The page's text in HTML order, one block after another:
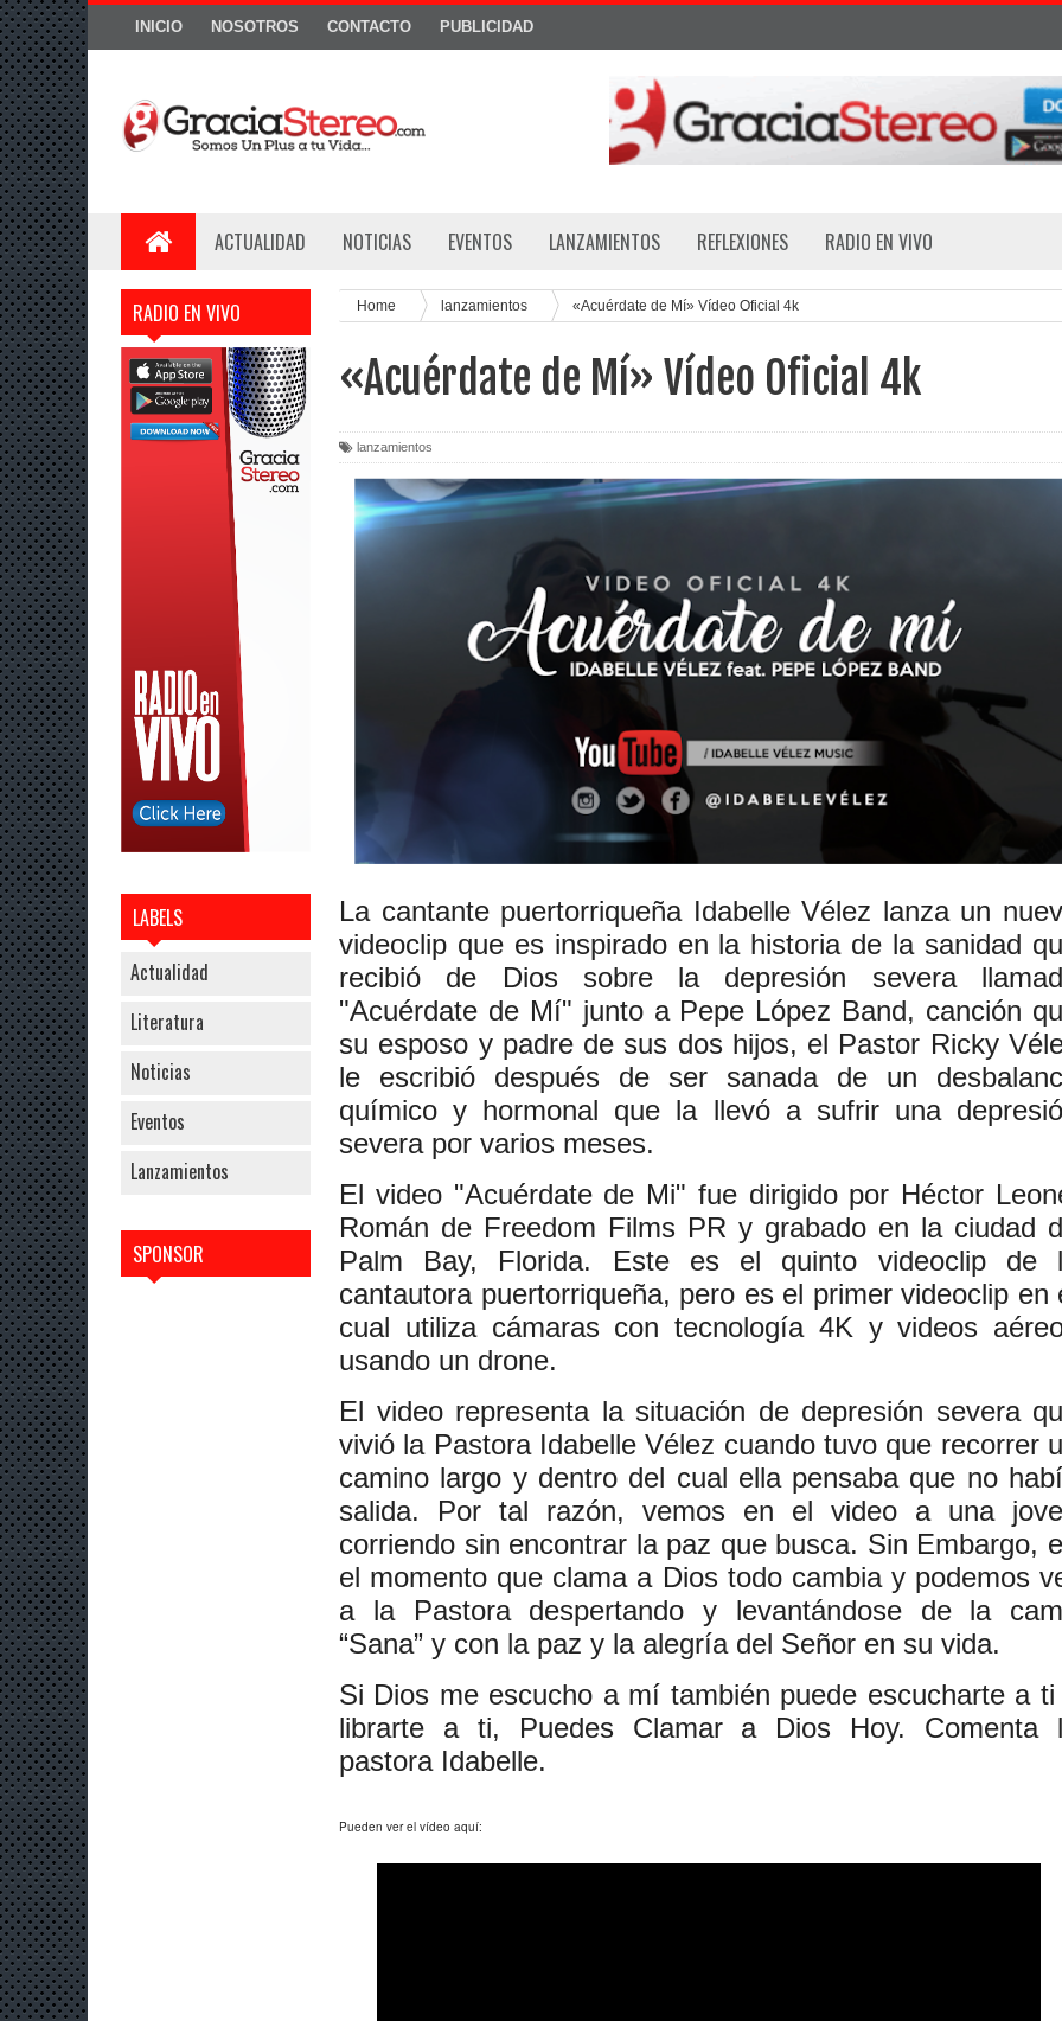
INICIO NOSOTROS CONTACTO PUBLICIDAD
ACTUALIDAD NOTICIAS EVENTOS LANZAMIENTOS REFLEXIONES RADIO EN VIVO
RADIO EN VIVO
LABELS
Actualidad
Literatura
Noticias
Eventos
Lanzamientos
SPONSOR
Home lanzamientos «Acuérdate de Mí» Vídeo Oficial 4k
«Acuérdate de Mí» Vídeo Oficial 4k
lanzamientos
La cantante puertorriqueña Idabelle Vélez lanza un
videoclip que es inspirado en la historia de la sanidad
recibió de Dios sobre la depresión severa
"Acuérdate de Mí" junto a Pepe López Band, canción
su esposo y padre de sus dos hijos, el Pastor Ricky
le escribió después de ser sanada de un
químico y hormonal que la llevó a sufrir una
severa por varios meses.
El video "Acuérdate de Mi" fue dirigido por Héctor
Román de Freedom Films PR y grabado en la ciudad
Palm Bay, Florida. Este es el quinto videoclip de
cantautora puertorriqueña, pero es el primer videoclip en
cual utiliza cámaras con tecnología 4K y videos
usando un drone.
El video representa la situación de depresión severa
vivió la Pastora Idabelle Vélez cuando tuvo que recorrer
camino largo y dentro del cual ella pensaba que no
salida. Por tal razón, vemos en el video a una
corriendo sin encontrar la paz que busca. Sin Embargo,
el momento que clama a Dios todo cambia y podemos
a la Pastora despertando y levantándose de la
“Sana” y con la paz y la alegría del Señor en su vida.
Si Dios me escucho a mí también puede escucharte a ti
librarte a ti, Puedes Clamar a Dios Hoy. Comenta
pastora Idabelle.
Pueden ver el vídeo aquí: